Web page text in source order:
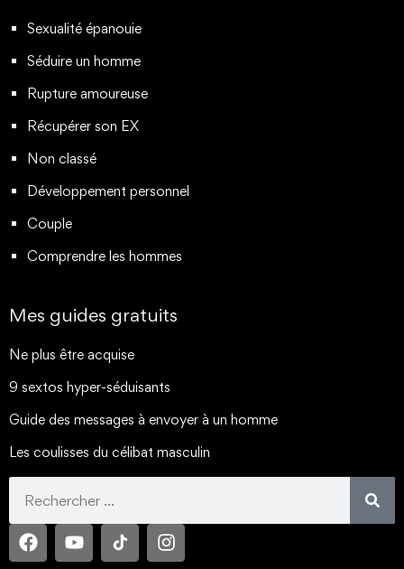
Sexualité épanouie
Séduire un homme
Rupture amoureuse
Récupérer son EX
Non classé
Développement personnel
Couple
Comprendre les hommes
Mes guides gratuits
Ne plus être acquise
9 sextos hyper-séduisants
Guide des messages à envoyer à un homme
Les coulisses du célibat masculin